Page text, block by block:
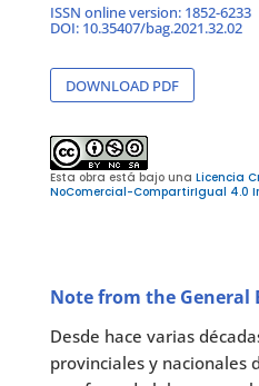
ISSN online version: 1852-6233
DOI: 10.35407/bag.2021.32.02
DOWNLOAD PDF
Esta obra está bajo una Licencia
NoComercial-CompartirIgual 4.0
Note from the General
Desde hace varias
provinciales y nacionales